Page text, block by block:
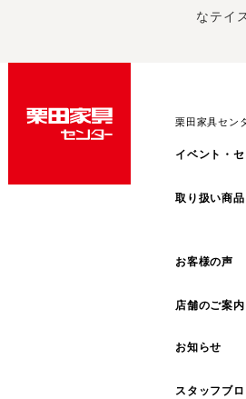
なテイ
栗田家具セン
イベント・
取り扱い商品
お客様の声
店舗のご案内
お知らせ
スタッフブ